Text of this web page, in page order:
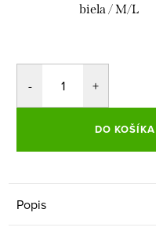
biela / M/L
DO KOŠÍKA
Popis